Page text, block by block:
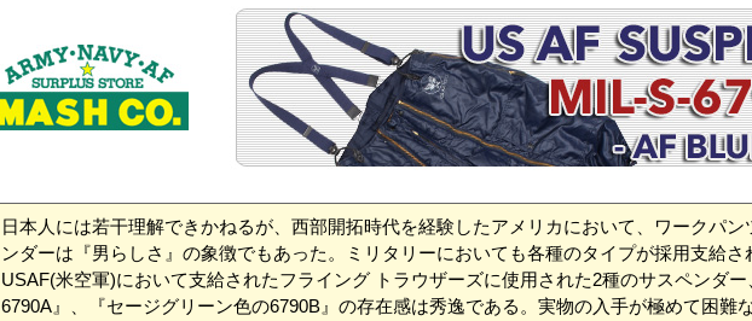
日本人には若干理解できかねるが、西部開拓時代を経験したアメリカにおいて、ワークパ
ンダーは『男らしさ』の象徴でもあった。ミリタリーにおいても各種のタイプが採用支給さ
USAF(米空軍)において支給されたフライング トラウザーズに使用された2種のサスペンダ
6790A』、『セージグリーン色の6790B』の存在感は秀逸である。実物の入手が極めて困難